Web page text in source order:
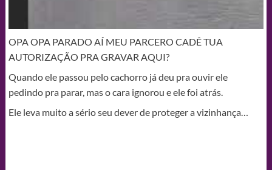
OPA OPA PARADO AÍ MEU PARCERO CADÊ TUA
AUTORIZAÇÃO PRA GRAVAR AQUI?
Quando ele passou pelo cachorro já deu pra ouvir ele
pedindo pra parar, mas o cara ignorou e ele foi atrás.
Ele leva muito a sério seu dever de proteger a vizinhança…